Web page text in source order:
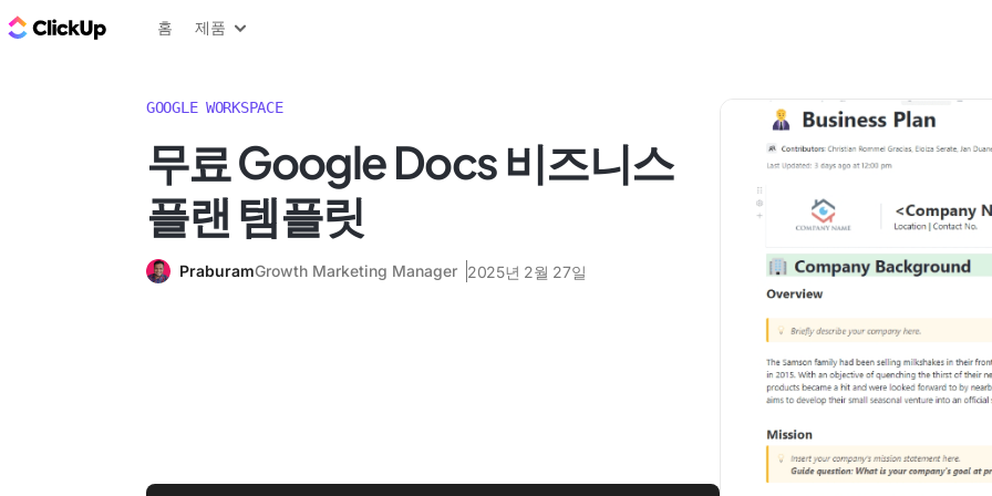
ClickUp 블로그
홈 제품
GOOGLE WORKSPACE
무료 Google Docs 비즈니스
플랜 템플릿
PraburamGrowth Marketing Manager 2025년 2월 27일